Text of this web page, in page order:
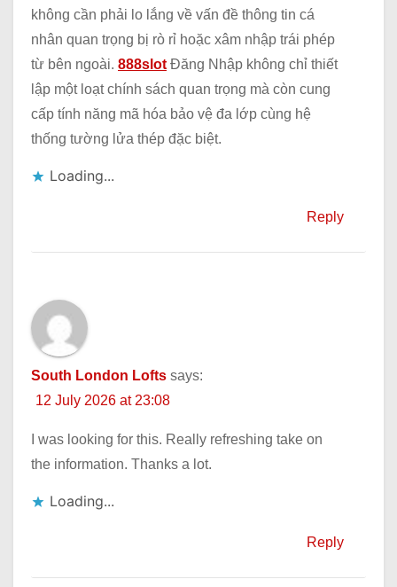
không cần phải lo lắng về vấn đề thông tin cá
nhân quan trọng bị rò rỉ hoặc xâm nhập trái phép
từ bên ngoài. 888slot Đăng Nhập không chỉ thiết
lập một loạt chính sách quan trọng mà còn cung
cấp tính năng mã hóa bảo vệ đa lớp cùng hệ
thống tường lửa thép đặc biệt.
Loading...
Reply
South London Lofts says:
12 July 2026 at 23:08
I was looking for this. Really refreshing take on
the information. Thanks a lot.
Loading...
Reply